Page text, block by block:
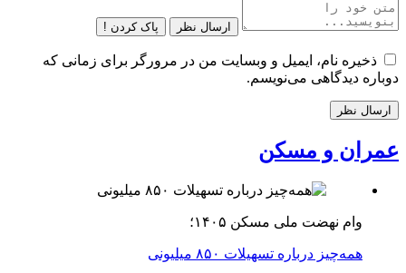
ارسال نظر پاک کردن !
ذخیره نام، ایمیل و وبسایت من در مرورگر برای زمانی که
دوباره دیدگاهی می‌نویسم.
عمران و مسکن
وام نهضت ملی مسکن ۱۴۰۵؛
همه‌چیز درباره تسهیلات ۸۵۰ میلیونی